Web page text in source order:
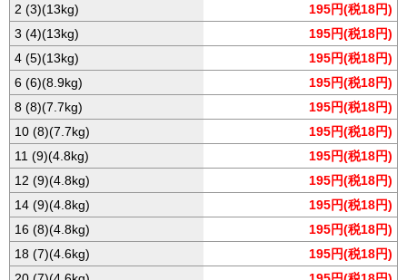
2 (3)(13kg)
195円(税18円)
3 (4)(13kg)
195円(税18円)
4 (5)(13kg)
195円(税18円)
6 (6)(8.9kg)
195円(税18円)
8 (8)(7.7kg)
195円(税18円)
10 (8)(7.7kg)
195円(税18円)
11 (9)(4.8kg)
195円(税18円)
12 (9)(4.8kg)
195円(税18円)
14 (9)(4.8kg)
195円(税18円)
16 (8)(4.8kg)
195円(税18円)
18 (7)(4.6kg)
195円(税18円)